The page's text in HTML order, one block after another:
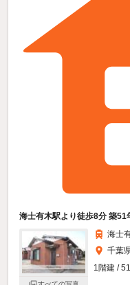
海士有木駅より徒歩8分 築
海士
千葉
1階建 /